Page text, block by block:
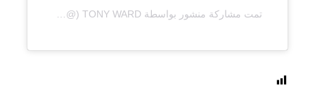
تمت مشاركة منشور بواسطة ‏‎TONY WARD‎‏ (@‏‎tonywardcouture‎‏)